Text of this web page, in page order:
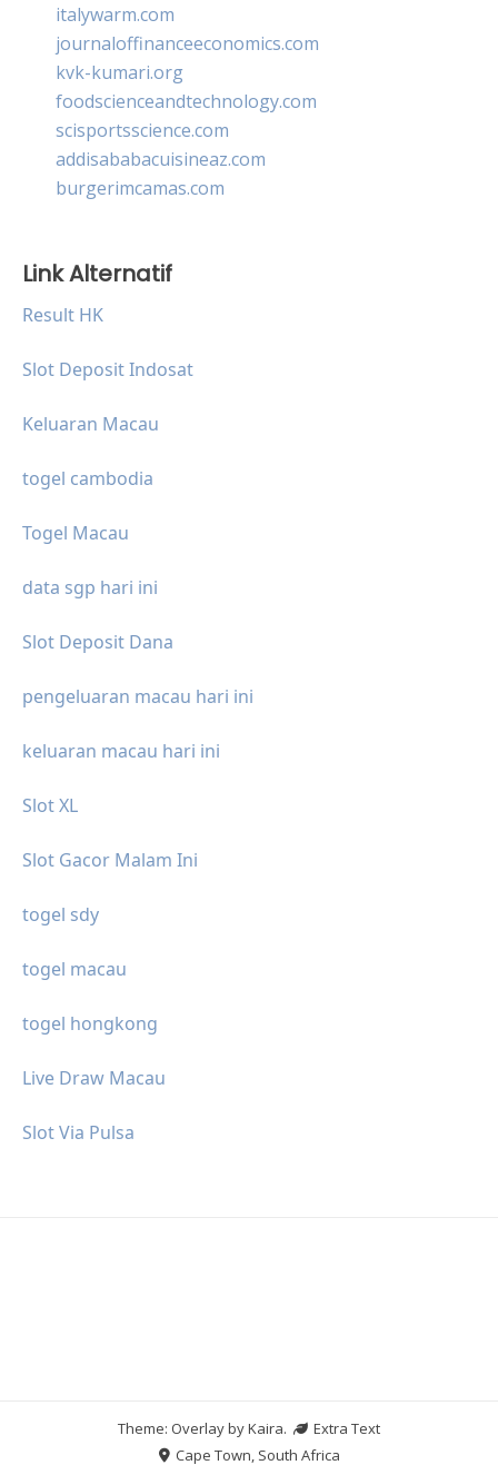
italywarm.com
journaloffinanceeconomics.com
kvk-kumari.org
foodscienceandtechnology.com
scisportsscience.com
addisababacuisineaz.com
burgerimcamas.com
Link Alternatif
Result HK
Slot Deposit Indosat
Keluaran Macau
togel cambodia
Togel Macau
data sgp hari ini
Slot Deposit Dana
pengeluaran macau hari ini
keluaran macau hari ini
Slot XL
Slot Gacor Malam Ini
togel sdy
togel macau
togel hongkong
Live Draw Macau
Slot Via Pulsa
Theme: Overlay byKaira.
Extra Text
Cape Town, South Africa